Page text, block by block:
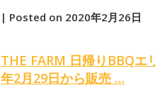
by
| Posted on 2020年2月26日
THE FARM 日帰りBBQエ
年2月29日から販売 …